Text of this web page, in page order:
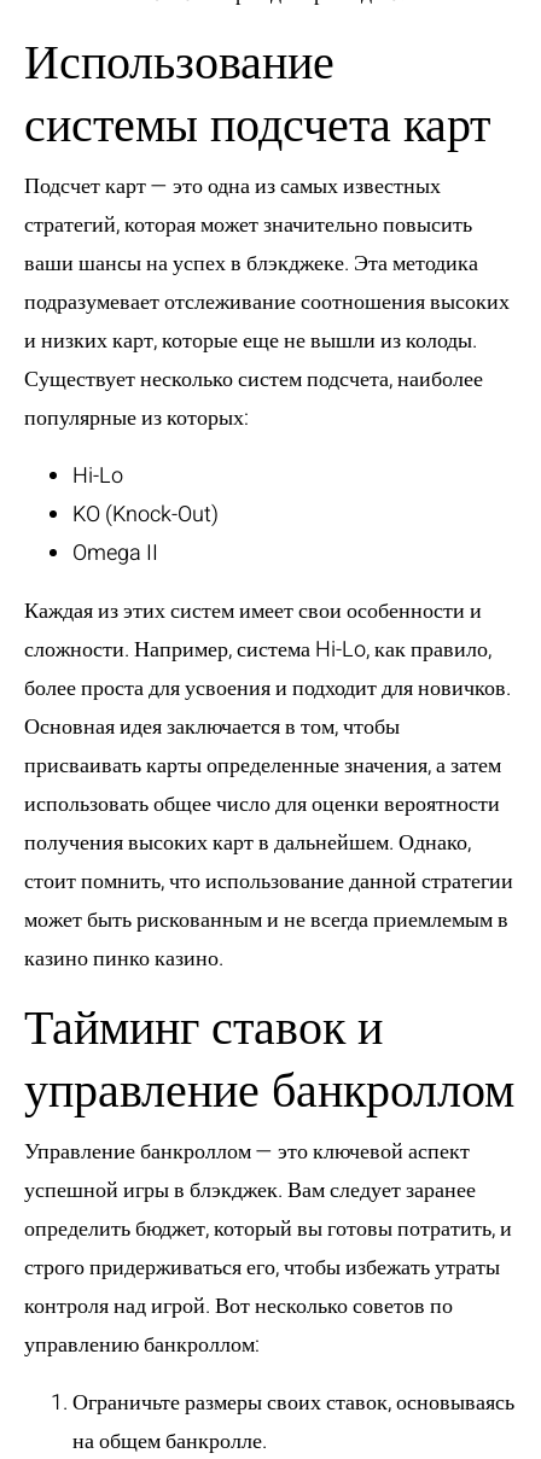
Использование
системы подсчета карт
Подсчет карт — это одна из самых известных
стратегий, которая может значительно повысить
ваши шансы на успех в блэкджеке. Эта методика
подразумевает отслеживание соотношения высоких
и низких карт, которые еще не вышли из колоды.
Существует несколько систем подсчета, наиболее
популярные из которых:
Hi-Lo
KO (Knock-Out)
Omega II
Каждая из этих систем имеет свои особенности и
сложности. Например, система Hi-Lo, как правило,
более проста для усвоения и подходит для новичков.
Основная идея заключается в том, чтобы
присваивать карты определенные значения, а затем
использовать общее число для оценки вероятности
получения высоких карт в дальнейшем. Однако,
стоит помнить, что использование данной стратегии
может быть рискованным и не всегда приемлемым в
казинопинко казино.
Тайминг ставок и
управление банкроллом
Управление банкроллом — это ключевой аспект
успешной игры в блэкджек. Вам следует заранее
определить бюджет, который вы готовы потратить, и
строго придерживаться его, чтобы избежать утраты
контроля над игрой. Вот несколько советов по
управлению банкроллом:
Ограничьте размеры своих ставок, основываясь
на общем банкролле.